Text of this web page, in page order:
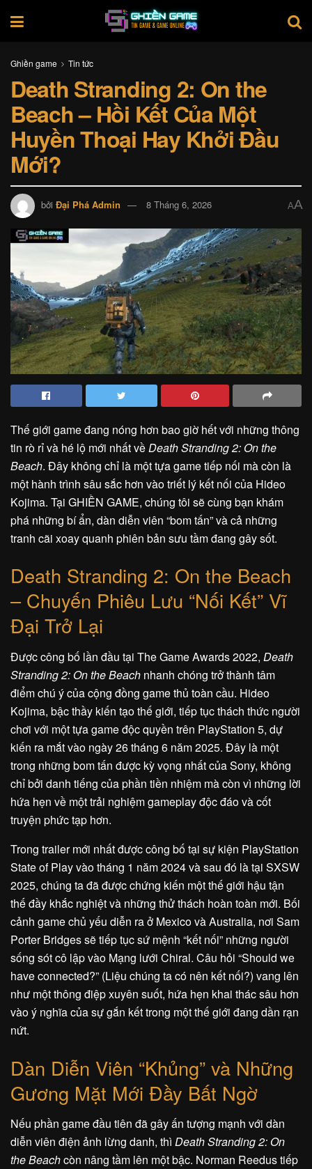
Ghiền game Tin tức
Death Stranding 2: On the
Beach – Hồi Kết Của Một
Huyền Thoại Hay Khởi Đầu
Mới?
bởi Đại Phá Admin 8 Tháng 6, 2026 AA
Thế giới game đang nóng hơn bao giờ hết với những thông
tin rò rỉ và hé lộ mới nhất vềDeath Stranding 2: On the
Beach. Đây không chỉ là một tựa game tiếp nối mà còn là
một hành trình sâu sắc hơn vào triết lý kết nối của Hideo
Kojima. Tại GHIỀN GAME, chúng tôi sẽ cùng bạn khám
phá những bí ẩn, dàn diễn viên “bom tấn” và cả những
tranh cãi xoay quanh phiên bản sưu tầm đang gây sốt.
Death Stranding 2: On the Beach
– Chuyến Phiêu Lưu “Nối Kết” Vĩ
Đại Trở Lại
Được công bố lần đầu tại The Game Awards 2022, Death
Stranding 2: On the Beach nhanh chóng trở thành tâm
điểm chú ý của cộng đồng game thủ toàn cầu. Hideo
Kojima, bậc thầy kiến tạo thế giới, tiếp tục thách thức người
chơi với một tựa game độc quyền trên PlayStation 5, dự
kiến ra mắt vào ngày 26 tháng 6 năm 2025. Đây là một
trong những bom tấn được kỳ vọng nhất của Sony, không
chỉ bởi danh tiếng của phần tiền nhiệm mà còn vì những lời
hứa hẹn về một trải nghiệm gameplay độc đáo và cốt
truyện phức tạp hơn.
Trong trailer mới nhất được công bố tại sự kiện PlayStation
State of Play vào tháng 1 năm 2024 và sau đó là tại SXSW
2025, chúng ta đã được chứng kiến một thế giới hậu tận
thế đầy khắc nghiệt và những thử thách hoàn toàn mới. Bối
cảnh game chủ yếu diễn ra ở Mexico và Australia, nơi Sam
Porter Bridges sẽ tiếp tục sứ mệnh “kết nối” những người
sống sót cô lập vào Mạng lưới Chiral. Câu hỏi “Should we
have connected?” (Liệu chúng ta có nên kết nối?) vang lên
như một thông điệp xuyên suốt, hứa hẹn khai thác sâu hơn
vào ý nghĩa của sự gắn kết trong một thế giới đang dần rạn
nứt.
Dàn Diễn Viên “Khủng” và Những
Gương Mặt Mới Đầy Bất Ngờ
Nếu phần game đầu tiên đã gây ấn tượng mạnh với dàn
diễn viên điện ảnh lừng danh, thì Death Stranding 2: On
the Beachcòn nâng tầm lên một bậc. Norman Reedus tiếp